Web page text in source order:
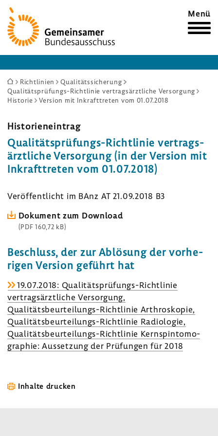
Zur
Startseite
Menü
Sie
sind
Richtlinien
Qualitätssicherung
Qualitätsprüfungs-Richtlinie vertragsärztliche Versorgung
Historie
Version mit Inkrafttreten vom 01.07.2018
Histo­ri­en­ein­trag
Qualitätsprüfungs-​Richtlinie vertrags­
ärzt­liche Versor­gung (in der Version mit
Inkraft­treten vom 01.07.2018)
Veröf­fent­licht im BAnz AT 21.09.2018 B3
Doku­ment zum Down­load
(PDF 160,72 kB)
Beschluss, der zur Ablö­sung der vorhe­
rigen Version geführt hat
19.07.2018: Qualitätsprüfungs-​Richtlinie
vertrags­ärzt­liche Versor­gung,
Qualitätsbeurteilungs-​Richtlinie Arthro­skopie,
Qualitätsbeurteilungs-​Richtlinie Radio­logie,
Qualitätsbeurteilungs-​Richtlinie Kern­spin­to­mo­
gra­phie: Ausset­zung der Prüfungen für 2018
Inhalte drucken